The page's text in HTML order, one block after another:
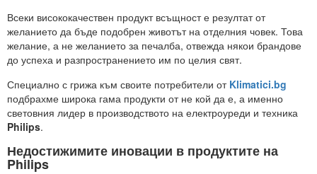
Всеки висококачествен продукт всъщност е резултат от
желанието да бъде подобрен животът на отделния човек. Това
желание, а не желанието за печалба, отвежда някои брандове
до успеха и разпространението им по целия свят.
Специално с грижа към своите потребители от Klimatici.bg
подбрахме широка гама продукти от не кой да е, а именно
световния лидер в производството на електроуреди и техника
Philips.
Недостижимите иновации в продуктите на
Philips